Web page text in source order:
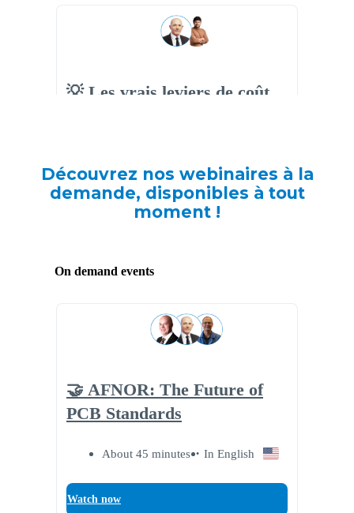
Découvrez nos webinaires à la
demande, disponibles à tout
moment !